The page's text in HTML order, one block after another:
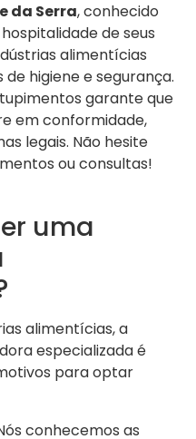
da Serra, conhecido
de seus
alimentícias
higiene e segurança.
garante que
em conformidade,
legais. Não hesite
ou consultas!
uma
alimentícias, a
especializada é
para optar
conhecemos as